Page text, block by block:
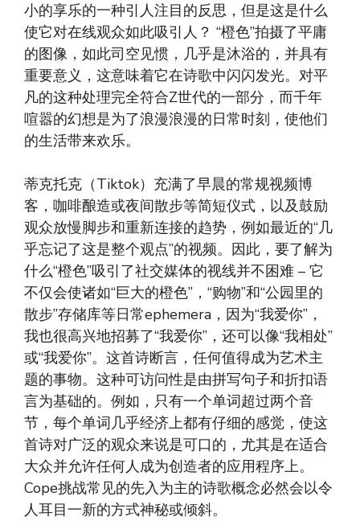
小的享乐的一种引人注目的反思，但是这是什么
使它对在线观众如此吸引人？ “橙色”拍摄了平庸
的图像，如此司空见惯，几乎是沐浴的，并具有
重要意义，这意味着它在诗歌中闪闪发光。对平
凡的这种处理完全符合Z世代的一部分，而千年
喧嚣的幻想是为了浪漫浪漫的日常时刻，使他们
的生活带来欢乐。
蒂克托克（Tiktok）充满了早晨的常规视频博
客，咖啡酿造或夜间散步等简短仪式，以及鼓励
观众放慢脚步和重新连接的趋势，例如最近的“几
乎忘记了这是整个观点”的视频。因此，要了解为
什么“橙色”吸引了社交媒体的视线并不困难 – 它
不仅会使诸如“巨大的橙色”，“购物”和“公园里的
散步”存储库等日常ephemera，因为“我爱你”，
我也很高兴地招募了“我爱你”，还可以像“我相处”
或“我爱你”。这首诗断言，任何值得成为艺术主
题的事物。这种可访问性是由拼写句子和折扣语
言为基础的。例如，只有一个单词超过两个音
节，每个单词几乎经济上都有仔细的感觉，使这
首诗对广泛的观众来说是可口的，尤其是在适合
大众并允许任何人成为创造者的应用程序上。
Cope挑战常见的先入为主的诗歌概念必然会以令
人耳目一新的方式神秘或倾斜。